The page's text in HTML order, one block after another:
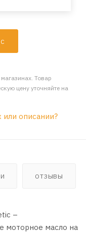
Товар
цену уточняйте на
описании?
ОТЗЫВЫ
–
моторное масло на